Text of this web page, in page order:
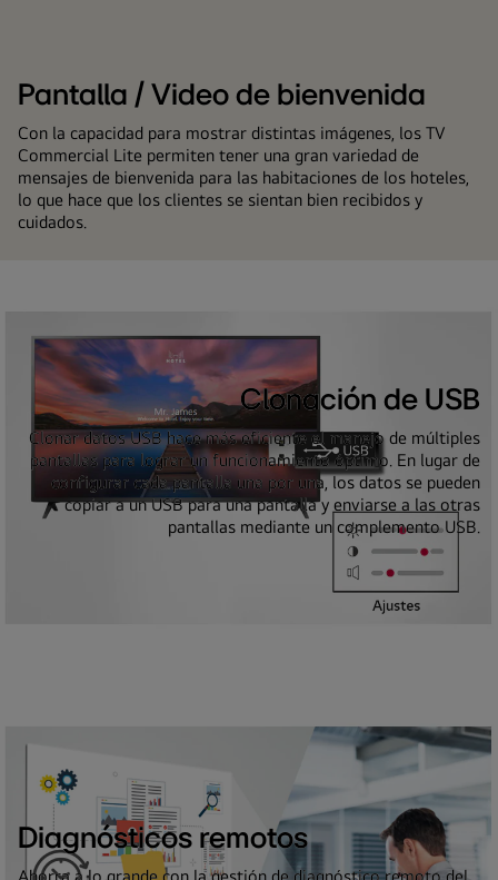
Pantalla / Video de bienvenida
Con la capacidad para mostrar distintas imágenes, los TV
Commercial Lite permiten tener una gran variedad de
mensajes de bienvenida para las habitaciones de los hoteles,
lo que hace que los clientes se sientan bien recibidos y
cuidados.
Clonación de USB
Clonar datos USB hace más eficiente el manejo de múltiples
pantallas para lograr un funcionamiento óptimo. En lugar de
configurar cada pantalla una por una, los datos se pueden
copiar a un USB para una pantalla y enviarse a las otras
pantallas mediante un complemento USB.
Diagnósticos remotos